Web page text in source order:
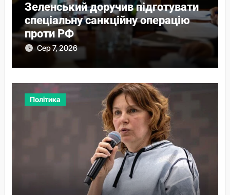
Зеленський доручив підготувати
спеціальну санкційну операцію
проти РФ
Сер 7, 2026
Політика